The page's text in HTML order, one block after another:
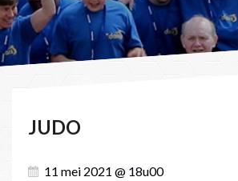
JUDO
11 mei 2021 @ 18u00